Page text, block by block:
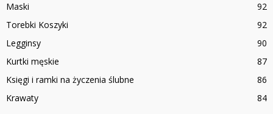
Maski
92
Torebki Koszyki
92
Legginsy
90
Kurtki męskie
87
Księgi i ramki na życzenia ślubne
86
Krawaty
84